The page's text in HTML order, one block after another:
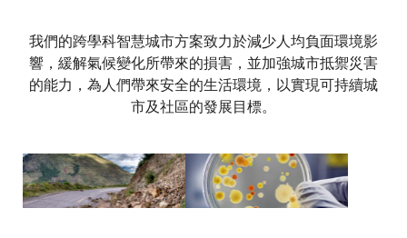
我們的跨學科智慧城市方案致力於減少人均負面環境影
響，緩解氣候變化所帶來的損害，並加強城市抵禦災害
的能力，為人們帶來安全的生活環境，以實現可持續城
市及社區的發展目標。